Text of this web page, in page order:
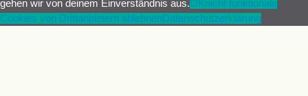
gehen wir von deinem Einverständnis aus.OKnicht funktionale
Cookies von Drittanbietern ablehnenDatenschutzerklärung